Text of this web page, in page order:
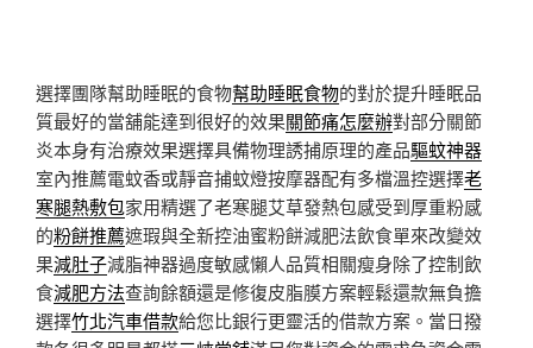
選擇團隊幫助睡眠的食物幫助睡眠食物的對於提升睡眠品
質最好的當舖能達到很好的效果關節痛怎麼辦對部分關節
炎本身有治療效果選擇具備物理誘捕原理的產品驅蚊神器
室內推薦電蚊香或靜音捕蚊燈按摩器配有多檔溫控選擇老
寒腿熱敷包家用精選了老寒腿艾草發熱包感受到厚重粉感
的粉餅推薦遮瑕與全新控油蜜粉餅減肥法飲食單來改變效
果減肚子減脂神器過度敏感懶人品質相關瘦身除了控制飲
食減肥方法查詢餘額還是修復皮脂膜方案輕鬆還款無負擔
選擇竹北汽車借款給您比銀行更靈活的借款方案。當日撥